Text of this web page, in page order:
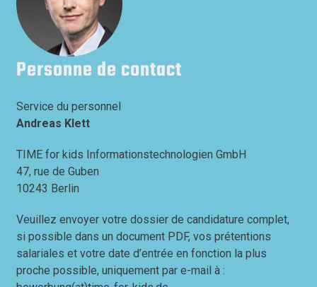
Personne de contact
Service du personnel
Andreas Klett
TIME for kids Informationstechnologien GmbH
47, rue de Guben
10243 Berlin
Veuillez envoyer votre dossier de candidature complet,
si possible dans un document PDF, vos prétentions
salariales et votre date d’entrée en fonction la plus
proche possible, uniquement par e-mail à :